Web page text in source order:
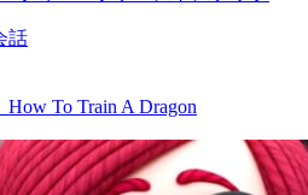
話
To Train A Dragon